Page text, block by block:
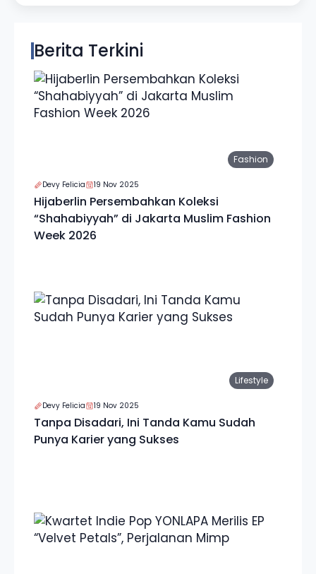
Berita Terkini
Fashion
Devy Felicia 19 Nov 2025
Hijaberlin Persembahkan Koleksi
“Shahabiyyah” di Jakarta Muslim Fashion
Week 2026
Lifestyle
Devy Felicia 19 Nov 2025
Tanpa Disadari, Ini Tanda Kamu Sudah
Punya Karier yang Sukses